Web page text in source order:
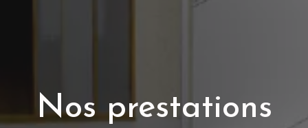
Nos prestations